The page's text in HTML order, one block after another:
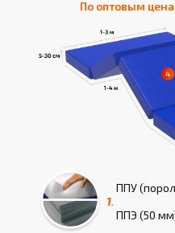
По оптовым
1.
ППУ
ППЭ (50